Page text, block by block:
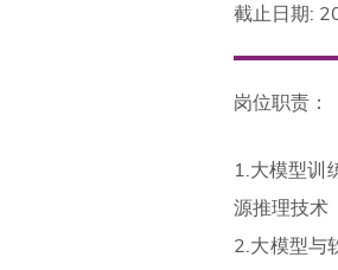
截止日期:
岗位职责：
1.大模型训
源推理技术
2.大模型与